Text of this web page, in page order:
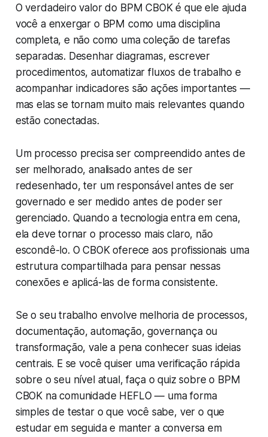
O verdadeiro valor do BPM CBOK é que ele ajuda
você a enxergar o BPM como uma disciplina
completa, e não como uma coleção de tarefas
separadas. Desenhar diagramas, escrever
procedimentos, automatizar fluxos de trabalho e
acompanhar indicadores são ações importantes —
mas elas se tornam muito mais relevantes quando
estão conectadas.
Um processo precisa ser compreendido antes de
ser melhorado, analisado antes de ser
redesenhado, ter um responsável antes de ser
governado e ser medido antes de poder ser
gerenciado. Quando a tecnologia entra em cena,
ela deve tornar o processo mais claro, não
escondê-lo. O CBOK oferece aos profissionais uma
estrutura compartilhada para pensar nessas
conexões e aplicá-las de forma consistente.
Se o seu trabalho envolve melhoria de processos,
documentação, automação, governança ou
transformação, vale a pena conhecer suas ideias
centrais. E se você quiser uma verificação rápida
sobre o seu nível atual, faça o quiz sobre o BPM
CBOK na comunidade HEFLO — uma forma
simples de testar o que você sabe, ver o que
estudar em seguida e manter a conversa em